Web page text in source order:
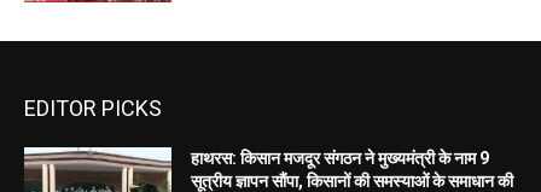
EDITOR PICKS
हाथरस: किसान मजदूर संगठन ने मुख्यमंत्री के नाम 9
सूत्रीय ज्ञापन सौंपा, किसानों की समस्याओं के समाधान की